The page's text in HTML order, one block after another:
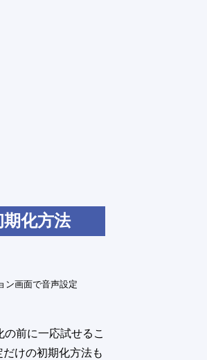
化方法
ン画面で音声設定
の前に一応試せるこ
けの初期化方法も